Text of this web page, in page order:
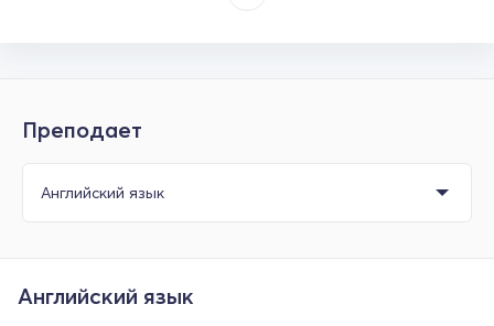
Преподает
Английский язык